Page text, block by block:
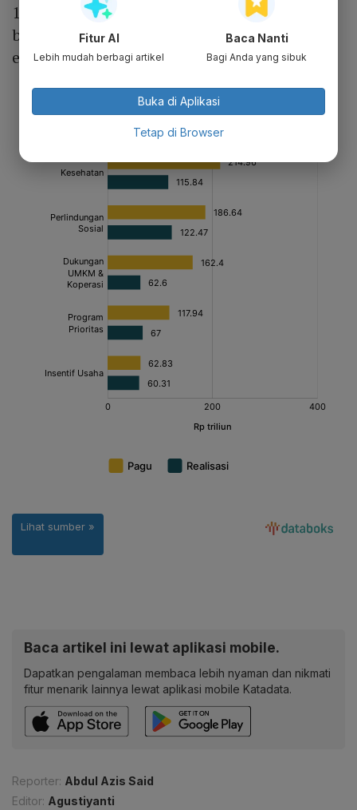
100% dan kita akan akomodasi sebagai
bentuk dorongan dari APBN agar kegiatan
ekonomi terus bergulir," kata Suahasil.
Baca artikel ini lewat aplikasi mobile.
Dapatkan pengalaman membaca lebih nyaman dan nikmati
fitur menarik lainnya lewat aplikasi mobile Katadata.
Reporter: Abdul Azis Said
Editor: Agustiyanti
Fitur AI
Lebih mudah berbagi artikel
Baca Nanti
Bagi Anda yang sibuk
Buka di Aplikasi
Tetap di Browser